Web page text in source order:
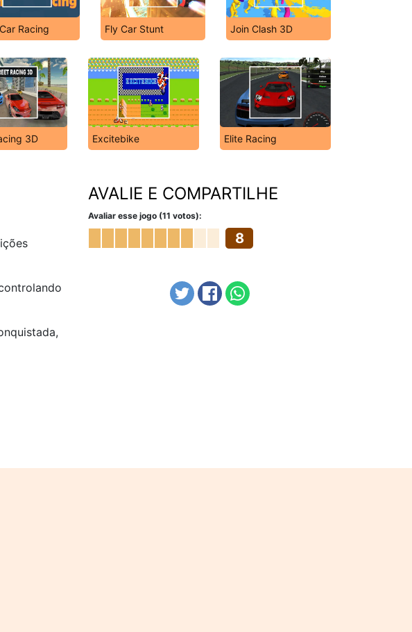
Racing Fly Car Stunt Join Clash 3D
3D Excitebike Elite Racing
AVALIE E COMPARTILHE
Avaliar esse jogo (11 votos):
8